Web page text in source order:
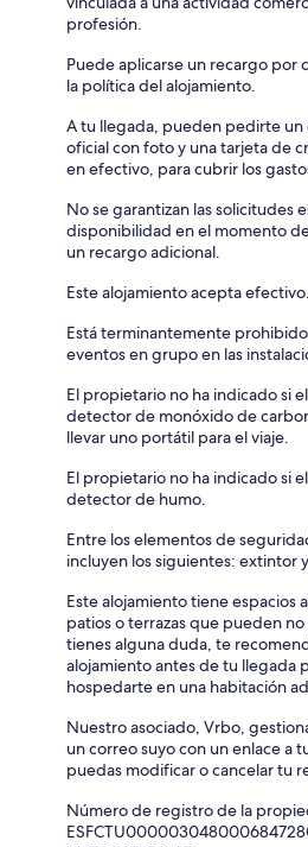
profesión.
Puede aplicarse un recargo por
la política del alojamiento.
A tu llegada, pueden pedirte
oficial con foto y una tarjeta de
en efectivo, para cubrir los
No se garantizan las solicitudes
disponibilidad en el momento
un recargo adicional.
Este alojamiento acepta efectivo.
Está terminantemente
eventos en grupo en las
El propietario no ha indicado si
detector de monóxido de
llevar uno portátil para el viaje.
El propietario no ha indicado si
detector de humo.
Entre los elementos de
incluyen los siguientes: extintor
Este alojamiento tiene espacios
patios o terrazas que pueden
tienes alguna duda, te
alojamiento antes de tu llegada
hospedarte en una habitación
Nuestro asociado, Vrbo,
un correo suyo con un enlace a
puedas modificar o cancelar tu
Número de registro de la